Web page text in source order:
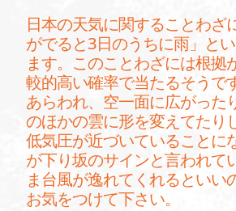
日本の天気に関することわざ
がでると3日のうちに雨」と
ます。このことわざには根拠
較的高い確率で当たるそうで
あらわれ、空一面に広がった
のほかの雲に形を変えてたり
低気圧が近づいていることに
が下り坂のサインと言われて
ま台風が逸れてくれるといい
お気をつけて下さい。